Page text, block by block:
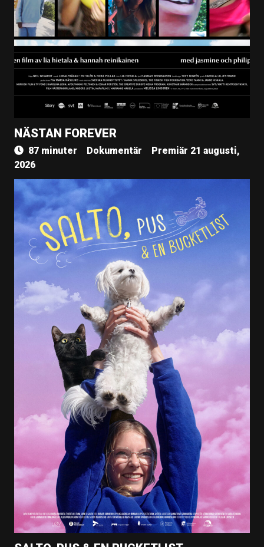
NÄSTAN FOREVER
87 minuter Dokumentär
Premiär 21 augusti,
2026